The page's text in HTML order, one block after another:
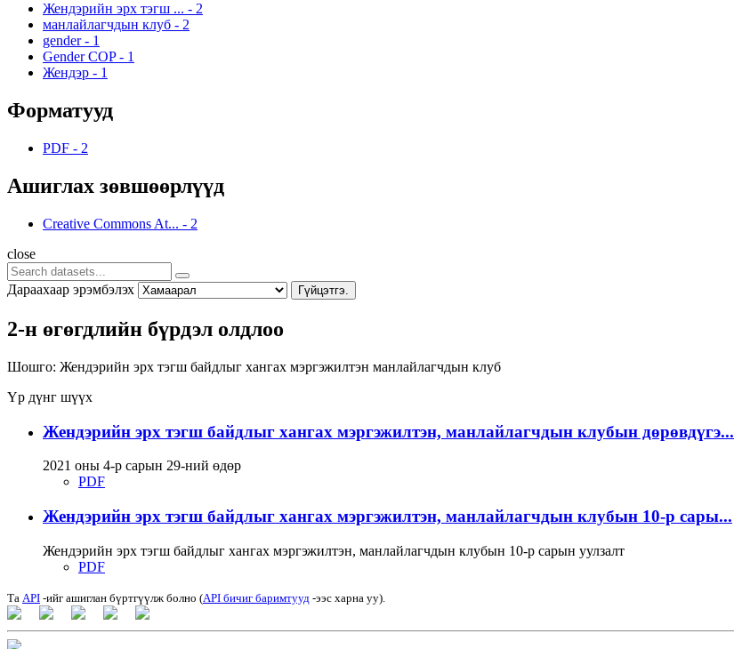
Жендэрийн эрх тэгш ... - 2
манлайлагчдын клуб - 2
gender - 1
Gender COP - 1
Жендэр - 1
Форматууд
PDF - 2
Ашиглах зөвшөөрлүүд
Creative Commons At... - 2
close
Дараахаар эрэмбэлэх Гүйцэтгэ.
2-н өгөгдлийн бүрдэл олдлоо
Шошго: Жендэрийн эрх тэгш байдлыг хангах мэргэжилтэн манлайлагчдын клуб
Үр дүнг шүүх
Жендэрийн эрх тэгш байдлыг хангах мэргэжилтэн, манлайлагчдын клубын дөрөвдүгэ...
2021 оны 4-р сарын 29-ний өдөр
PDF
Жендэрийн эрх тэгш байдлыг хангах мэргэжилтэн, манлайлагчдын клубын 10-р сары...
Жендэрийн эрх тэгш байдлыг хангах мэргэжилтэн, манлайлагчдын клубын 10-р сарын уулзалт
PDF
Та API -ийг ашиглан бүртгүүлж болно (API бичиг баримтууд -ээс харна уу).